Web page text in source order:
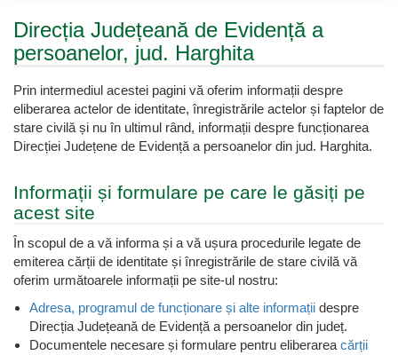
Direcția Județeană de Evidență a
persoanelor, jud. Harghita
Prin intermediul acestei pagini vă oferim informații despre
eliberarea actelor de identitate, înregistrările actelor și faptelor de
stare civilă și nu în ultimul rând, informații despre funcționarea
Direcției Județene de Evidență a persoanelor din jud. Harghita.
Informații și formulare pe care le găsiți pe
acest site
În scopul de a vă informa și a vă ușura procedurile legate de
emiterea cărții de identitate și înregistrările de stare civilă vă
oferim următoarele informații pe site-ul nostru:
Adresa, programul de funcționare și alte informații despre
Direcția Județeană de Evidență a persoanelor din județ.
Documentele necesare și formulare pentru eliberarea cărții